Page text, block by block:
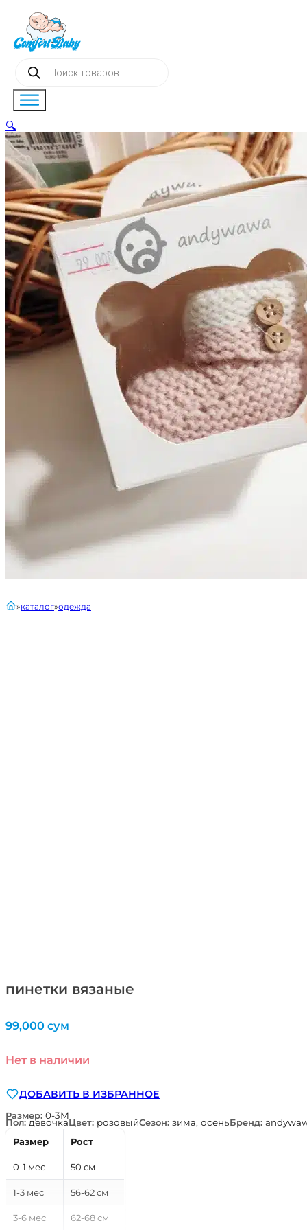
Поиск
товаров
пинетки вязаные
главнаякаталог одежда
99,000 сум
Нет в наличии
ДОБАВИТЬ В ИЗБРАННОЕ
Размер: 0-3М
Пол:девочкаЦвет: розовыйСезон: зима, осеньБренд:
Размер
Рост
0-1 мес 50 см
1-3 мес 56-62 см
3-6 мес 62-68 см
🔍